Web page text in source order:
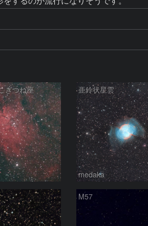
ぎつね座 亜鈴状星雲
medaka
M57